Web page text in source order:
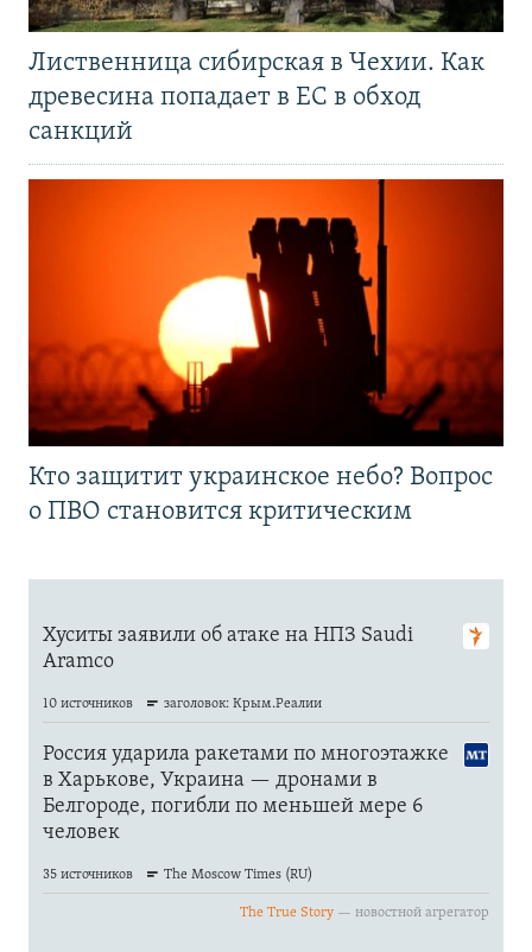
Лиственница сибирская в Чехии. Как
древесина попадает в ЕС в обход
санкций
Кто защитит украинское небо? Вопрос
о ПВО становится критическим